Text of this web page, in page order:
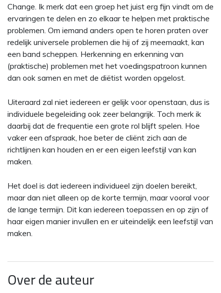
Change. Ik merk dat een groep het juist erg fijn vindt om de
ervaringen te delen en zo elkaar te helpen met praktische
problemen. Om iemand anders open te horen praten over
redelijk universele problemen die hij of zij meemaakt, kan
een band scheppen. Herkenning en erkenning van
(praktische) problemen met het voedingspatroon kunnen
dan ook samen en met de diëtist worden opgelost.
Uiteraard zal niet iedereen er gelijk voor openstaan, dus is
individuele begeleiding ook zeer belangrijk. Toch merk ik
daarbij dat de frequentie een grote rol blijft spelen. Hoe
vaker een afspraak, hoe beter de cliënt zich aan de
richtlijnen kan houden en er een eigen leefstijl van kan
maken.
Het doel is dat iedereen individueel zijn doelen bereikt,
maar dan niet alleen op de korte termijn, maar vooral voor
de lange termijn. Dit kan iedereen toepassen en op zijn of
haar eigen manier invullen en er uiteindelijk een leefstijl van
maken.
Over de auteur